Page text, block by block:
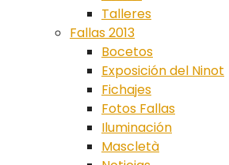
Talleres
Fallas 2013
Bocetos
Exposición del Ninot
Fichajes
Fotos Fallas
Iluminación
Mascletà